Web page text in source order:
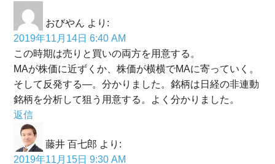
おびやん より:
2019年11月14日 6:40 AM
この時期は売りと買いの両方を用意する。
MAが株価に近ずくか、株価が横横でMAに寄っていく。
そして反発する—。分かりました。銘柄は日経の非連動
銘柄を分析して狙う用意する。よく分かりました。
返信
藤井 百七郎 より:
2019年11月15日 9:30 AM